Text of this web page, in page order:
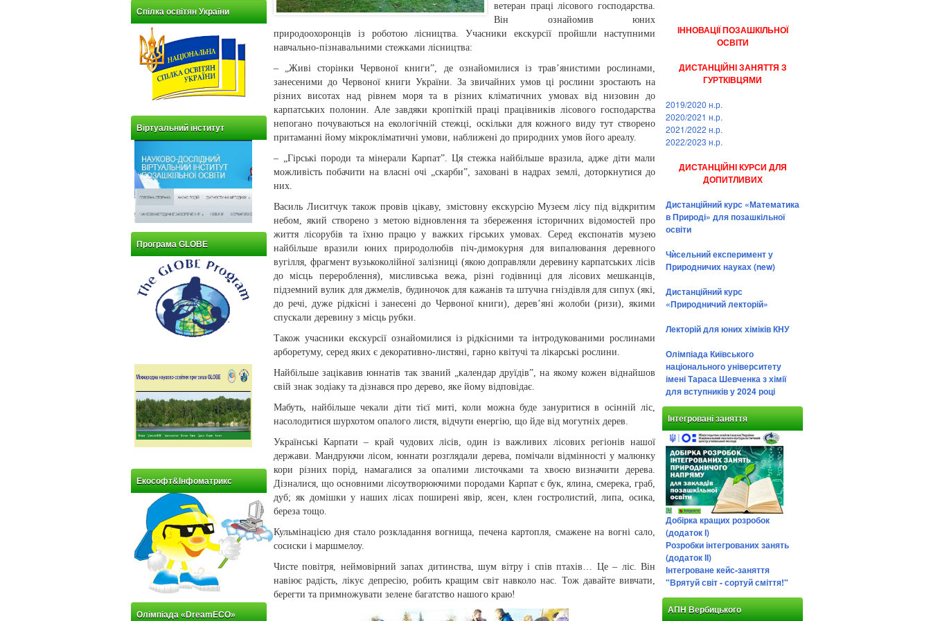
Спілка освітян України
Віртуальний інститут
Програма GLOBE
Екософт&Інфоматрикс
Олімпіада «DreamECO»
ветеран праці лісового господарства.
Він ознайомив юних
природоохоронців із роботою лісництва. Учасники екскурсії пройшли наступними
навчально-пізнавальними стежками лісництва:
– „Живі сторінки Червоної книги”, де ознайомилися із трав’янистими рослинами,
занесеними до Червоної книги України. За звичайних умов ці рослини зростають на
різних висотах над рівнем моря та в різних кліматичних умовах від низовин до
карпатських полонин. Але завдяки кропіткій праці працівників лісового господарства
непогано почуваються на екологічній стежці, оскільки для кожного виду тут створено
притаманні йому мікрокліматичні умови, наближені до природних умов його ареалу.
– „Гірські породи та мінерали Карпат”. Ця стежка найбільше вразила, адже діти мали
можливість побачити на власні очі „скарбиˮ, заховані в надрах землі, доторкнутися до
них.
Василь Лиситчук також провів цікаву, змістовну екскурсію Музеєм лісу під відкритим
небом, який створено з метою відновлення та збереження історичних відомостей про
життя лісорубів та їхню працю у важких гірських умовах. Серед експонатів музею
найбільше вразили юних природолюбів піч-димокурня для випалювання деревного
вугілля, фрагмент вузькоколійної залізниці (якою доправляли деревину карпатських лісів
до місць перероблення), мисливська вежа, різні годівниці для лісових мешканців,
підземний вулик для джмелів, будиночок для кажанів та штучна гніздівля для сипух (які,
до речі, дуже рідкісні і занесені до Червоної книги), дерев’яні жолоби (ризи), якими
спускали деревину з місць рубки.
Також учасники екскурсії ознайомилися із рідкісними та інтродукованими рослинами
арборетуму, серед яких є декоративно-листяні, гарно квітучі та лікарські рослини.
Найбільше зацікавив юннатів так званий „календар друїдів”, на якому кожен віднайшов
свій знак зодіаку та дізнався про дерево, яке йому відповідає.
Мабуть, найбільше чекали діти тієї миті, коли можна буде зануритися в осінній ліс,
насолодитися шурхотом опалого листя, відчути енергію, що йде від могутніх дерев.
Українські Карпати – край чудових лісів, один із важливих лісових регіонів нашої
держави. Мандруючи лісом, юннати розглядали дерева, помічали відмінності у малюнку
кори різних порід, намагалися за опалими листочками та хвоєю визначити дерева.
Дізналися, що основними лісоутворюючими породами Карпат є бук, ялина, смерека, граб,
дуб; як домішки у наших лісах поширені явір, ясен, клен гостролистий, липа, осика,
береза тощо.
Кульмінацією дня стало розкладання вогнища, печена картопля, смажене на вогні сало,
сосиски і маршмелоу.
Чисте повітря, неймовірний запах дитинства, шум вітру і спів птахів… Це – ліс. Він
навіює радість, лікує депресію, робить кращим світ навколо нас. Тож давайте вивчати,
берегти та примножувати зелене багатство нашого краю!
ІННОВАЦІЇ ПОЗАШКІЛЬНОЇ
ОСВІТИ
ДИСТАНЦІЙНІ ЗАНЯТТЯ З
ГУРТКІВЦЯМИ
2019/2020 н.р.
2020/2021 н.р.
2021/2022 н.р.
2022/2023 н.р.
ДИСТАНЦІЙНІ КУРСИ ДЛЯ
ДОПИТЛИВИХ
Дистанційний курс «Математика
в Природі» для позашкільної
освіти
Чѝсельний експеримент у
Природничих науках (new)
Дистанційний курс
«Природничий лекторій»
Лекторій для юних хіміків КНУ
Олімпіада Київського
національного університету
імені Тараса Шевченка з хімії
для вступників у 2024 році
Інтегровані заняття
Добірка кращих розробок
(додаток І)
Розробки інтегрованих занять
(додаток ІІ)
Інтегроване кейс-заняття
"Врятуй світ - сортуй сміття!"
АПН Вербицького